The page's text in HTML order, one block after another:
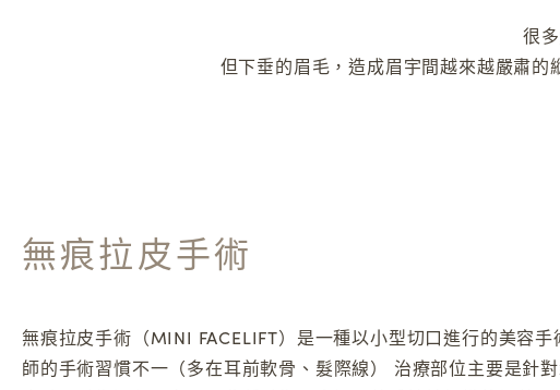
很
但下垂的眉毛，造成眉宇間越來越嚴肅的
無痕拉皮手術
無痕拉皮手術（MINI FACELIFT）是一種以小型切口進行的美容
師的手術習慣不一（多在耳前軟骨、髮際線） 治療部位主要是針